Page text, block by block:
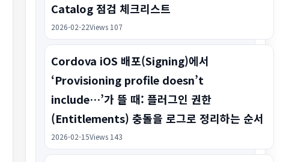
Catalog 점검 체크리스트
2026-02-22Views 107
Cordova iOS 배포(Signing)에서
‘Provisioning profile doesn’t
include…’가 뜰 때: 플러그인 권한
(Entitlements) 충돌을 로그로 정리하는 순서
2026-02-15Views 143